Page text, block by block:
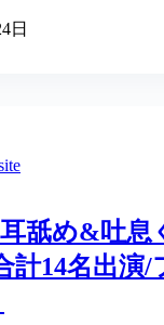
日
耳舐め&吐息
計14名出演/